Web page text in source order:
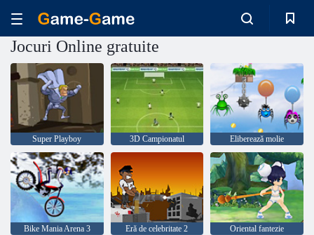
Jocuri Online gratuite
Super Playboy 3D Campionatul Eliberează molie
Bike Mania Arena 3 Eră de celebritate 2 Oriental fantezie